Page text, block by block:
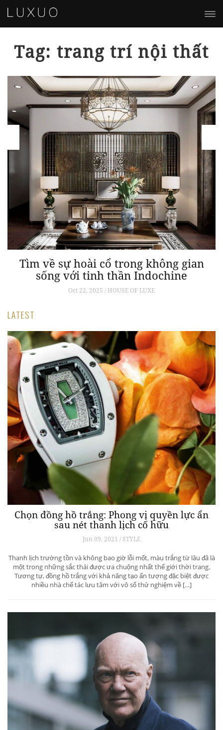
Tag: trang trí nội thất
Tìm về sự hoài cổ trong không gian
sống với tinh thần Indochine
Oct 22, 2025 / HOUSE OF LUXE
LATEST
Chọn đồng hồ trắng: Phong vị quyền lực ẩn
sau nét thanh lịch cố hữu
Jun 09, 2021 / STYLE
Thanh lịch trường tồn và không bao giờ lỗi mốt, màu trắng từ lâu đã là
một trong những sắc thái được ưa chuộng nhất thế giới thời trang.
Tương tự, đồng hồ trắng với khả năng tạo ấn tượng đặc biệt được
nhiều nhà chế tác lưu tâm với vô số thử nghiệm về […]